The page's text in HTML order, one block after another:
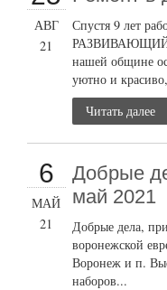
АВГ
21
Спустя 9 лет
нашей общине
уютно и
Читать далее
6
МАЙ
21
Добрые
май 2021
Добрые дела,
воронежской
Воронеж и п.
наборов...